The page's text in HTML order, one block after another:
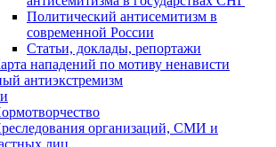
Политический антисемитизм в
современной России
Статьи, доклады, репортажи
нападений по мотиву ненависти
антиэкстремизм
организаций, СМИ и
лиц